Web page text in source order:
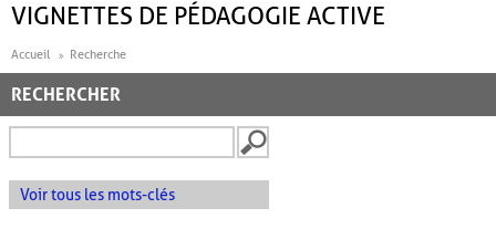
VIGNETTES DE PÉDAGOGIE ACTIVE
Accueil Recherche
RECHERCHER
Voir tous les mots-clés